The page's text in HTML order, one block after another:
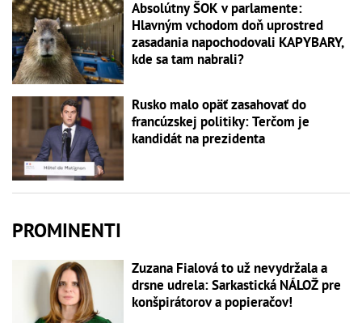
Absolútny ŠOK v parlamente:
Hlavným vchodom doň uprostred
zasadania napochodovali KAPYBARY,
kde sa tam nabrali?
Rusko malo opäť zasahovať do
francúzskej politiky: Terčom je
kandidát na prezidenta
PROMINENTI
Zuzana Fialová to už nevydržala a
drsne udrela: Sarkastická NÁLOŽ pre
konšpirátorov a popieračov!